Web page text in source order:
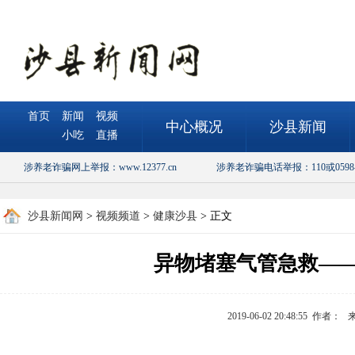
首页
新闻
小吃
视频
直播
中心概况 沙县新闻
涉养老诈骗网上举报：www.12377.cn 涉养老诈骗电话举报：110或
沙县新闻网 > 视频频道 > 健康沙县 > 正文
异物堵塞气管急救
2019-06-02 20:48:55 作者：